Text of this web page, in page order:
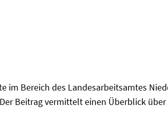
Bereich des Landesarbeitsamtes
Beitrag vermittelt einen Überblick